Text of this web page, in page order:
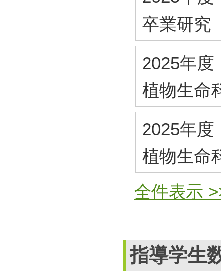
卒業研究
2025年度
植物生命
2025年度
植物生命
全件表示
指導学生